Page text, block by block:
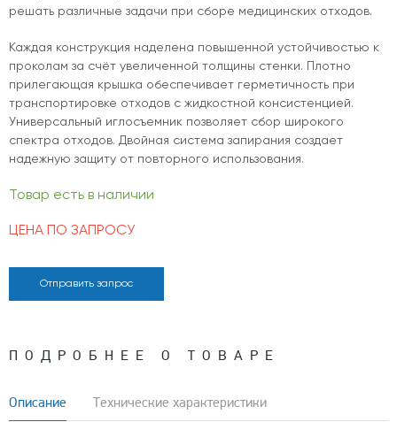
решать различные задачи при сборе медицинских отходов.
Каждая конструкция наделена повышенной устойчивостью к
проколам за счёт увеличенной толщины стенки. Плотно
прилегающая крышка обеспечивает герметичность при
транспортировке отходов с жидкостной консистенцией.
Универсальный иглосъемник позволяет сбор широкого
спектра отходов. Двойная система запирания создает
надежную защиту от повторного использования.
Товар есть в наличии
ЦЕНА ПО ЗАПРОСУ
Отправить запрос
ПОДРОБНЕЕ О ТОВАРЕ
Описание Технические характеристики